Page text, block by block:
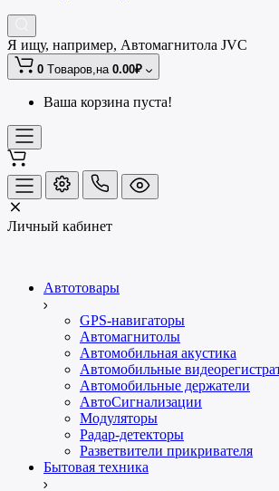
Я ищу, например, Автомагнитола JVC
0 Tоваров,на 0.00₽
Ваша корзина пуста!
Личный кабинет
Автотовары
GPS-навигаторы
Автомагнитолы
Автомобильная акустика
Автомобильные
Автомобильные держатели
АвтоСигнализации
Модуляторы
Радар-детекторы
Разветвители прикривателя
Бытовая техника